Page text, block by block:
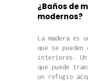
¿Baños de
modernos?
La madera es
que se
interiores.
que puede
un refugio